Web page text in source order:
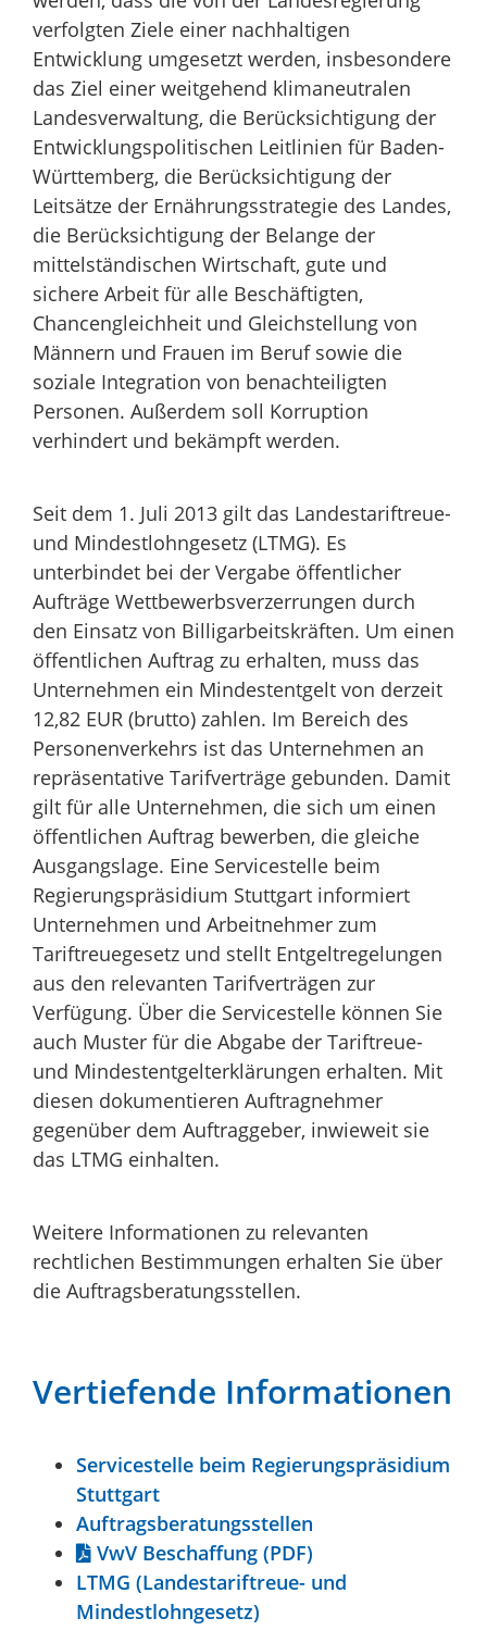
verfolgten Ziele einer nachhaltigen
Entwicklung umgesetzt werden, insbesondere
das Ziel einer weitgehend klimaneutralen
Landesverwaltung, die Berücksichtigung der
Entwicklungspolitischen Leitlinien für Baden-
Württemberg, die Berücksichtigung der
Leitsätze der Ernährungsstrategie des Landes,
die Berücksichtigung der Belange der
mittelständischen Wirtschaft, gute und
sichere Arbeit für alle Beschäftigten,
Chancengleichheit und Gleichstellung von
Männern und Frauen im Beruf sowie die
soziale Integration von benachteiligten
Personen. Außerdem soll Korruption
verhindert und bekämpft werden.
Seit dem 1. Juli 2013 gilt das Landestariftreue-
und Mindestlohngesetz (LTMG). Es
unterbindet bei der Vergabe öffentlicher
Aufträge Wettbewerbsverzerrungen durch
den Einsatz von Billigarbeitskräften. Um einen
öffentlichen Auftrag zu erhalten, muss das
Unternehmen ein Mindestentgelt von derzeit
12,82 EUR (brutto) zahlen. Im Bereich des
Personenverkehrs ist das Unternehmen an
repräsentative Tarifverträge gebunden. Damit
gilt für alle Unternehmen, die sich um einen
öffentlichen Auftrag bewerben, die gleiche
Ausgangslage. Eine Servicestelle beim
Regierungspräsidium Stuttgart informiert
Unternehmen und Arbeitnehmer zum
Tariftreuegesetz und stellt Entgeltregelungen
aus den relevanten Tarifverträgen zur
Verfügung. Über die Servicestelle können Sie
auch Muster für die Abgabe der Tariftreue-
und Mindestentgelterklärungen erhalten. Mit
diesen dokumentieren Auftragnehmer
gegenüber dem Auftraggeber, inwieweit sie
das LTMG einhalten.
Weitere Informationen zu relevanten
rechtlichen Bestimmungen erhalten Sie über
die Auftragsberatungsstellen.
Vertiefende Informationen
Servicestelle beim Regierungspräsidium
Stuttgart
Auftragsberatungsstellen
VwV Beschaffung (PDF)
LTMG (Landestariftreue- und
Mindestlohngesetz)